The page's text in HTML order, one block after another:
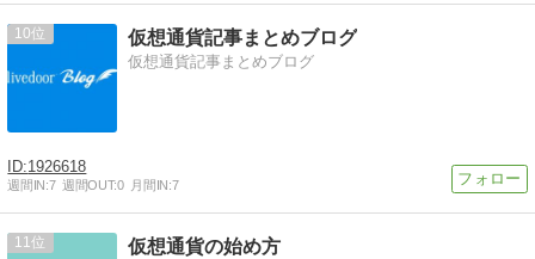
10 仮想通貨記事まとめブログ
仮想通貨記事まとめブログ
1926618
週間IN:7 週間OUT:0 月間IN:7
11 仮想通貨の始め方